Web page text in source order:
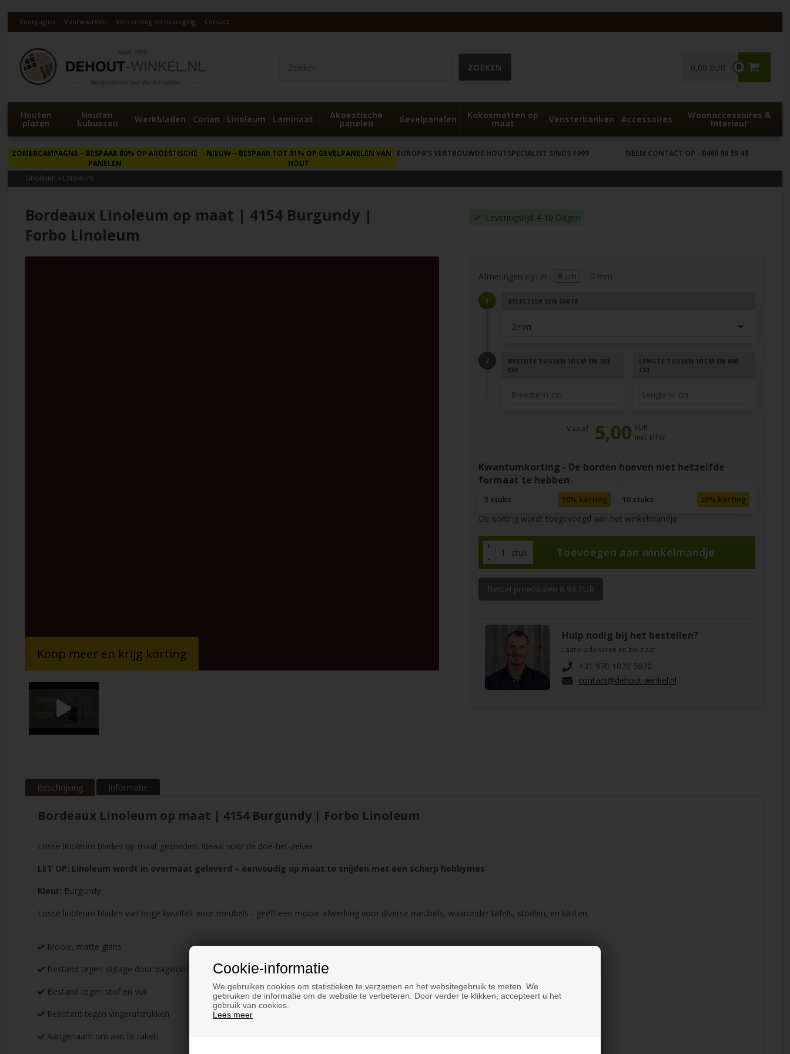
Cookie-informatie
We gebruiken cookies om statistieken te verzamen en het websitegebruik te meten. We
gebruiken de informatie om de website te verbeteren. Door verder te klikken, accepteert u het
gebruik van cookies.
Lees meer
Voorpagina Voorwaarden Verzending en bezorging Contact
0
0,00 EUR
Houten
platen
Houten
kubussen Werkbladen Corian Linoleum Laminaat Akoestische
panelen Gevelpanelen Kokosmatten op
maat Vensterbanken Accessoires Woonaccessoires &
Interieur
ZOMERCAMPAGNE – BESPAAR 80% OP AKOESTISCHE
PANELEN
NIEUW– BESPAAR TOT 31% OP GEVELPANELEN VAN
HOUT
EUROPA’S VERTROUWDE HOUTSPECIALIST SINDS 1999 NEEM CONTACT OP - 0466 90 59 43
Linoleum » Linoleum
Bordeaux Linoleum op maat | 4154 Burgundy |
Forbo Linoleum
Leveringstijd 4-10 Dagen
Koop meer en krijg korting
Afmetingen zijn in : cm mm
SELECTEER EEN DIKTE
BREEDTE TUSSEN 10 CM EN 183
CM
LENGTE TUSSEN 10 CM EN 600
CM
Vanaf 5,00 EUR
Incl. BTW
Kwantumkorting - De borden hoeven niet hetzelfde
formaat te hebben
5 stuks 10% korting 10 stuks 20% korting
De korting wordt toegevoegd aan het winkelmandje
+
-
stuk
Bestel proefstalen 6,99 EUR
Hulp nodig bij het bestellen?
Laat u adviseren en bel naar
+31 970 1020 5020
contact@dehout-winkel.nl
Beschrijving Informatie
Bordeaux Linoleum op maat | 4154 Burgundy | Forbo Linoleum
Losse linoleum bladen op maat gesneden. Ideaal voor de doe-het-zelver.
LET OP: Linoleum wordt in overmaat geleverd – eenvoudig op maat te snijden met een scherp hobbymes
Kleur: Burgundy
Losse linoleum bladen van hoge kwaliteit voor meubels - geeft een mooie afwerking voor diverse meubels, waaronder tafels, stoelen, en kasten.
Mooie, matte glans
Bestand tegen slijtage door dagelijks gebruik
Bestand tegen stof en vuil
Resistent tegen vingerafdrukken
Aangenaam om aan te raken